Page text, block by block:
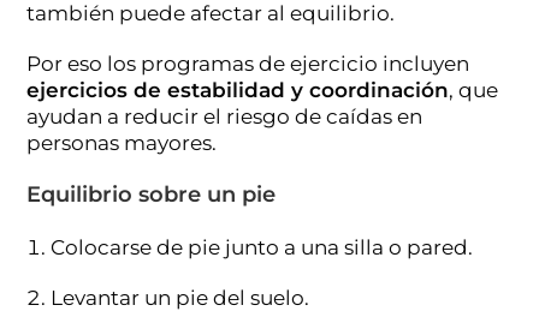
también puede afectar al equilibrio.
Por eso los programas de ejercicio incluyen
ejercicios de estabilidad y coordinación, que
ayudan a reducir el riesgo de caídas en
personas mayores.
Equilibrio sobre un pie
Colocarse de pie junto a una silla o pared.
Levantar un pie del suelo.